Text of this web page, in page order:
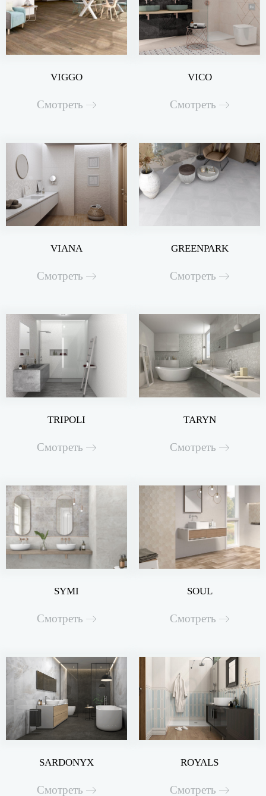
VIGGO
Смотреть
VICO
Смотреть
VIANA
Смотреть
GREENPARK
Смотреть
TRIPOLI
Смотреть
TARYN
Смотреть
SYMI
Смотреть
SOUL
Смотреть
SARDONYX
Смотреть
ROYALS
Смотреть